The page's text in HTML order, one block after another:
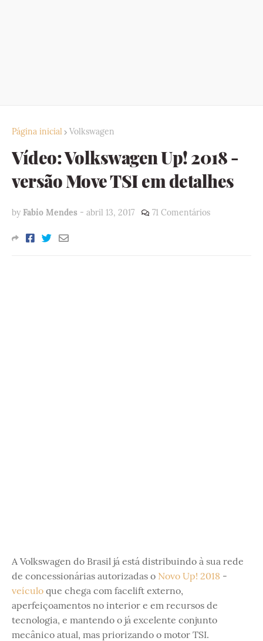
Página inicial Volkswagen
Vídeo: Volkswagen Up! 2018 -
versão Move TSI em detalhes
by Fabio Mendes - abril 13, 2017 71 Comentários
A Volkswagen do Brasil já está distribuindo à sua rede
de concessionárias autorizadas o Novo Up! 2018 -
veículo que chega com facelift externo,
aperfeiçoamentos no interior e em recursos de
tecnologia, e mantendo o já excelente conjunto
mecânico atual, mas priorizando o motor TSI.